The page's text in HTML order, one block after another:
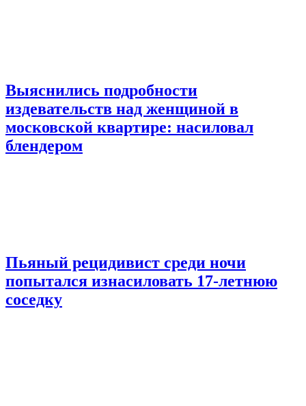
Выяснились подробности
издевательств над женщиной в
московской квартире: насиловал
блендером
Пьяный рецидивист среди ночи
попытался изнасиловать 17-летнюю
соседку